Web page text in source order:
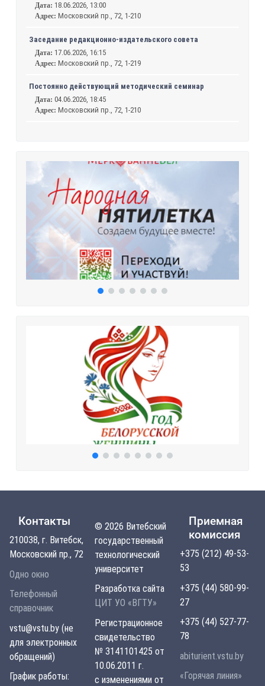
Дата: 18.06.2026, 13:00
Адрес: Московский пр., 72, 1-210
Заседание редакционно-издательского совета
Дата: 17.06.2026, 16:15
Адрес: Московский пр., 72, 1-219
Постоянно действующий методический семинар
Дата:04.06.2026, 18:45
Адрес: Московский пр., 72, 1-210
Контакты
210038, г. Витебск,
Московский пр., 72
Одно окно
Телефонный
справочник
vstu@vstu.by (не
для электронных
обращений)
График работы:
© 2026 Витебский
государственный
технологический
университет
Разработка сайта
ЦИТ УО «ВГТУ»
Регистрационное
свидетельство
№ 3141101425 от
10.06.2011 г.
с изменениями от
Приемная
комиссия
+375 (212) 49-53-
53
+375 (44) 580-99-
27
+375 (44) 527-77-
78
abiturient.vstu.by
«Горячая линия»